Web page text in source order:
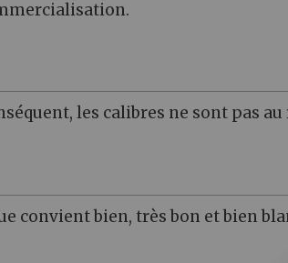
les calibres ne sont pas
convient bien, très bon et bien